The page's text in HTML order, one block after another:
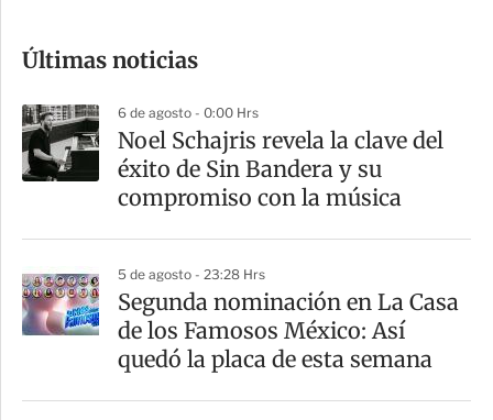
m
a
r
t
Últimas noticias
6 de agosto - 0:00 Hrs
Noel Schajris revela la clave del
éxito de Sin Bandera y su
compromiso con la música
5 de agosto - 23:28 Hrs
Segunda nominación en La Casa
de los Famosos México: Así
quedó la placa de esta semana